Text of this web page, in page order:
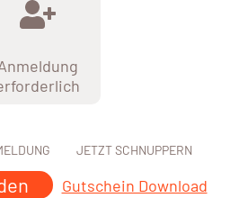
JETZT SCHNUPPERN
Gutschein Download